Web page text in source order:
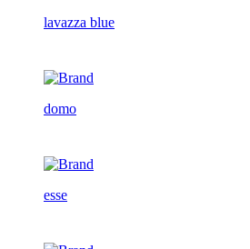
lavazza blue
domo
esse